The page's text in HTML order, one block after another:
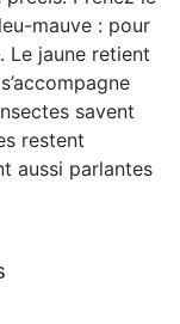
mauve : pour
Le jaune retient
savent
restent
aussi parlantes